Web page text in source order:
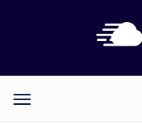
Categories